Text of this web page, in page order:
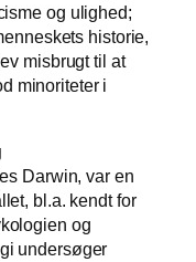
og ulighed;
historie,
misbrugt til at
minoriteter i
Darwin, var en
bl.a. kendt for
og
undersøger